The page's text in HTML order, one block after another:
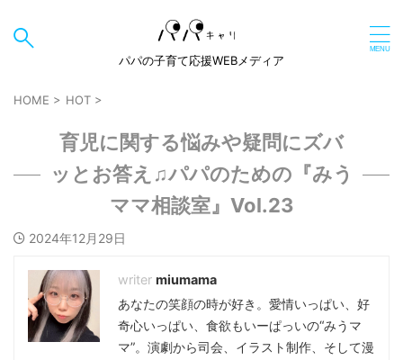
パパの子育て応援WEBメディア
HOME > HOT >
育児に関する悩みや疑問にズバ
ッとお答え♫パパのための『みう
ママ相談室』Vol.23
2024年12月29日
miumama
あなたの笑顔の時が好き。愛情いっぱい、好
奇心いっぱい、食欲もいーぱっいの“みうマ
マ”。演劇から司会、イラスト制作、そして漫